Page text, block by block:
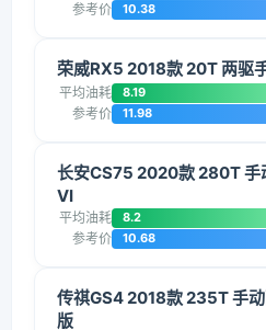
参考价 10.38
荣威RX5 2018款 20T 两驱
平均油耗 8.19
参考价 11.98
长安CS75 2020款 280T 手
VI
平均油耗 8.2
参考价 10.68
传祺GS4 2018款 235T 手
版